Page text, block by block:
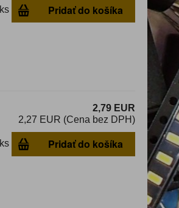
ks Pridať do košíka
2,79 EUR
2,27 EUR (Cena bez DPH)
ks Pridať do košíka